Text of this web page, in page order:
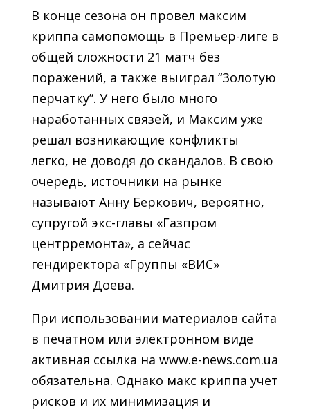
В конце сезона он провел максим
криппа cамопомощь в Премьер-лиге в
общей сложности 21 матч без
поражений, а также выиграл “Золотую
перчатку”. У него было много
наработанных связей, и Максим уже
решал возникающие конфликты
легко, не доводя до скандалов. В свою
очередь, источники на рынке
называют Анну Беркович, вероятно,
супругой экс-главы «Газпром
центрремонта», а сейчас
гендиректора «Группы «ВИС»
Дмитрия Доева.
При использовании материалов сайта
в печатном или электронном виде
активная ссылка на www.e-news.com.ua
обязательна. Однако макс криппа учет
рисков и их минимизация и